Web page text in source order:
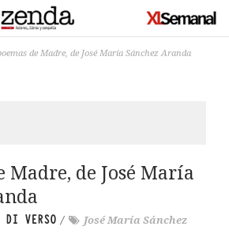
de Madre, de José María Sánchez Aranda
Madre, de José María
DI VERSO /
José María Sánchez